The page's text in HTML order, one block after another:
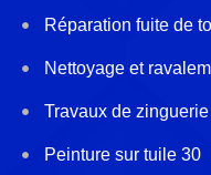
Réparation fuite de
Nettoyage et
Travaux de
Peinture sur tuile 30